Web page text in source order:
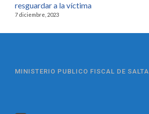
resguardar a la víctima
7 diciembre, 2023
MINISTERIO PUBLICO FISCAL DE SALTA